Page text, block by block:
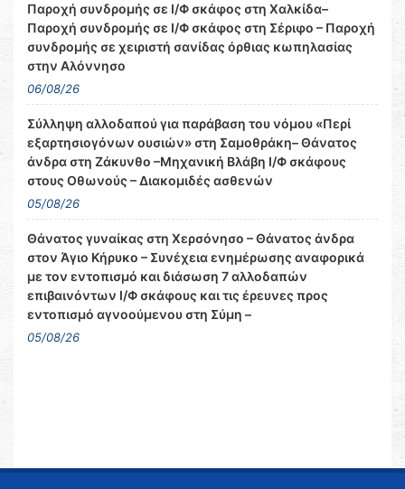
Παροχή συνδρομής σε Ι/Φ σκάφος στη Χαλκίδα–
Παροχή συνδρομής σε Ι/Φ σκάφος στη Σέριφο – Παροχή
συνδρομής σε χειριστή σανίδας όρθιας κωπηλασίας
στην Αλόννησο
06/08/26
Σύλληψη αλλοδαπού για παράβαση του νόμου «Περί
εξαρτησιογόνων ουσιών» στη Σαμοθράκη– Θάνατος
άνδρα στη Ζάκυνθο –Μηχανική Βλάβη Ι/Φ σκάφους
στους Οθωνούς – Διακομιδές ασθενών
05/08/26
Θάνατος γυναίκας στη Χερσόνησο – Θάνατος άνδρα
στον Άγιο Κήρυκο – Συνέχεια ενημέρωσης αναφορικά
με τον εντοπισμό και διάσωση 7 αλλοδαπών
επιβαινόντων Ι/Φ σκάφους και τις έρευνες προς
εντοπισμό αγνοούμενου στη Σύμη –
05/08/26